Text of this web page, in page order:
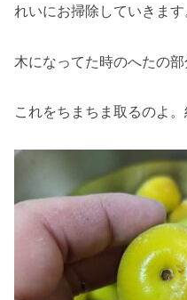
れいにお掃除していきます
木になってた時のへたの部
これをちまちま取るのよ。